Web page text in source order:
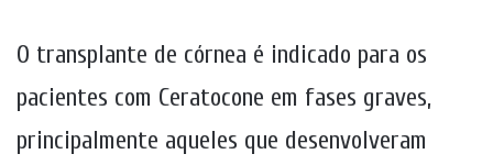
O transplante de córnea é indicado para os
pacientes com Ceratocone em fases graves,
principalmente aqueles que desenvolveram